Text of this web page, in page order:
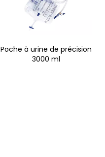
Poche à urine de précision
3000 ml